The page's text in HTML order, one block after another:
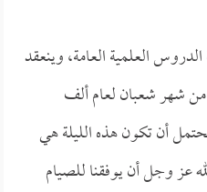
العلمية العامة، وينعقد
من شهر شعبان لعام ألف
أن تكون هذه الليلة هي
عز وجل أن يوفقنا للصيام